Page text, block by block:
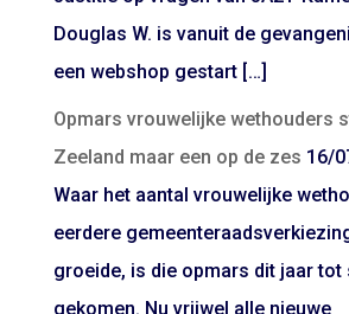
Douglas W. is vanuit de
een webshop gestart […]
Opmars vrouwelijke wethouders
Zeeland maar een op de zes 16/
Waar het aantal vrouwelijke
eerdere
groeide, is die opmars dit jaar tot
gekomen. Nu vrijwel alle nieuwe